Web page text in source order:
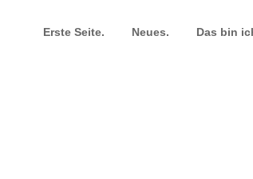
Erste Seite. Neues. Das bin